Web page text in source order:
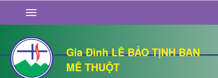
Gia Đình LÊ BẢO TỊNH BAN
MÊ THUỘT
GIỚI THIỆU
TIN TỨC
SỐNG ĐẠO
CHUYỆN NHÀ